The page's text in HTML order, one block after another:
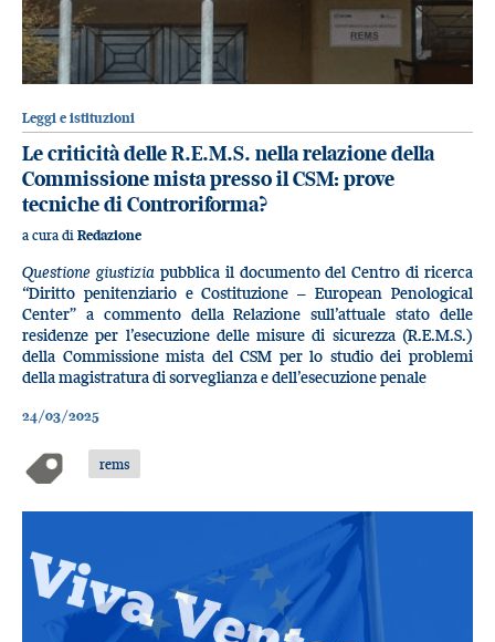
Leggi e istituzioni
Le criticità delle R.E.M.S. nella relazione della
Commissione mista presso il CSM: prove
tecniche di Controriforma?
a cura di Redazione
Questione giustizia pubblica il documento del Centro di ricerca
“Diritto penitenziario e Costituzione – European Penological
Center” a commento della Relazione sull’attuale stato delle
residenze per l’esecuzione delle misure di sicurezza (R.E.M.S.)
della Commissione mista del CSM per lo studio dei problemi
della magistratura di sorveglianza e dell’esecuzione penale
24/03/2025
rems